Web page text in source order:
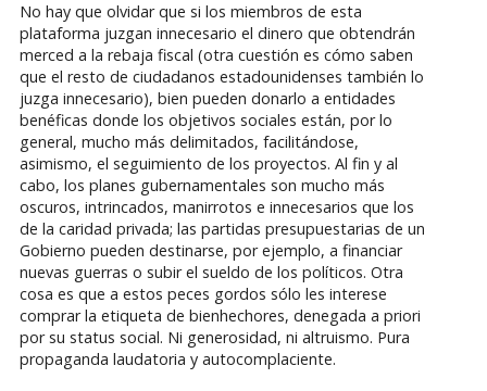
No hay que olvidar que si los miembros de esta
plataforma juzgan innecesario el dinero que obtendrán
merced a la rebaja fiscal (otra cuestión es cómo saben
que el resto de ciudadanos estadounidenses también lo
juzga innecesario), bien pueden donarlo a entidades
benéficas donde los objetivos sociales están, por lo
general, mucho más delimitados, facilitándose,
asimismo, el seguimiento de los proyectos. Al fin y al
cabo, los planes gubernamentales son mucho más
oscuros, intrincados, manirrotos e innecesarios que los
de la caridad privada; las partidas presupuestarias de un
Gobierno pueden destinarse, por ejemplo, a financiar
nuevas guerras o subir el sueldo de los políticos. Otra
cosa es que a estos peces gordos sólo les interese
comprar la etiqueta de bienhechores, denegada a priori
por su status social. Ni generosidad, ni altruismo. Pura
propaganda laudatoria y autocomplaciente.